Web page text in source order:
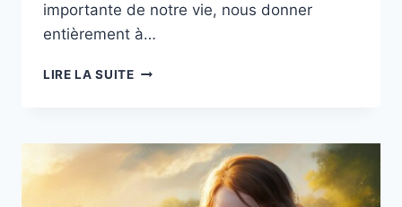
importante de notre vie, nous donner
entièrement à…
LIRE LA SUITESANS